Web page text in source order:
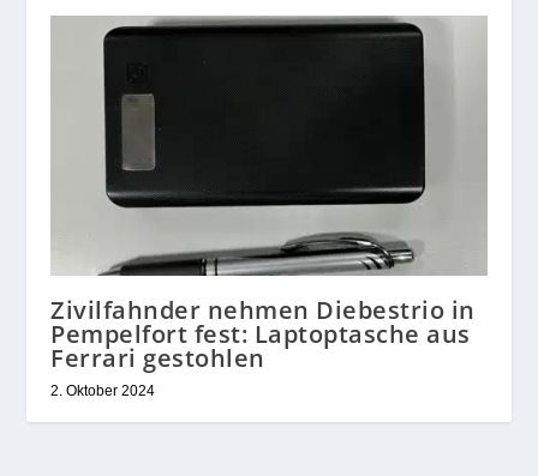
Zivilfahnder nehmen Diebestrio in
Pempelfort fest: Laptoptasche aus
Ferrari gestohlen
2. Oktober 2024